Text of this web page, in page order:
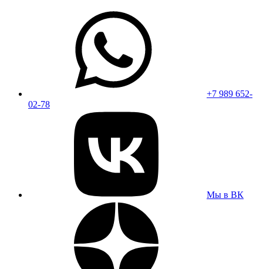
+7 989 652-
02-78
Мы в ВК